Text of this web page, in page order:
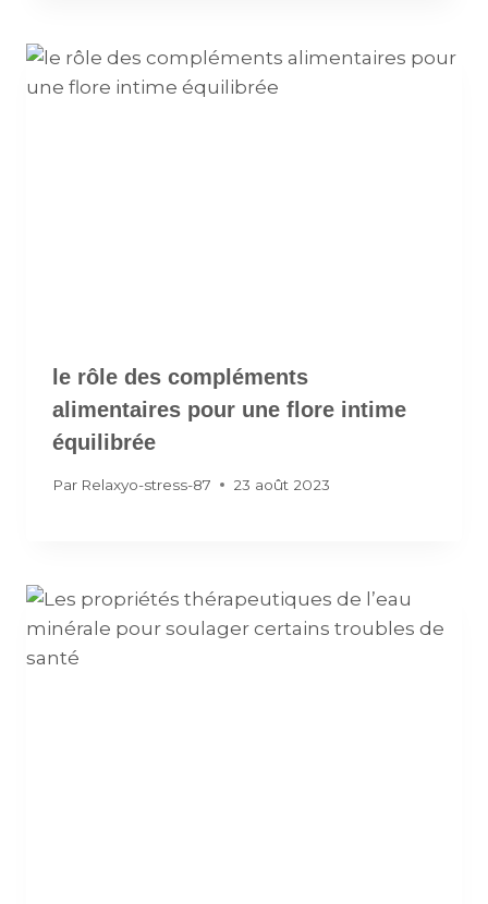
le rôle des compléments
alimentaires pour une flore intime
équilibrée
Par Relaxyo-stress-87 23 août 2023